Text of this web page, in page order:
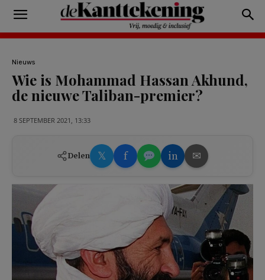
Nieuws
Wie is Mohammad Hassan Akhund,
de nieuwe Taliban-premier?
8 SEPTEMBER 2021, 13:33
Delen 𝕏 f in ✉